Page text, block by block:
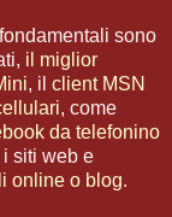
sono
il miglior
, il client MSN
, come
da telefonino
siti web e
online o blog.